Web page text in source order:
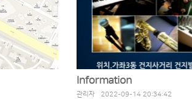
Information
관리자 2022-09-14 20:34:42